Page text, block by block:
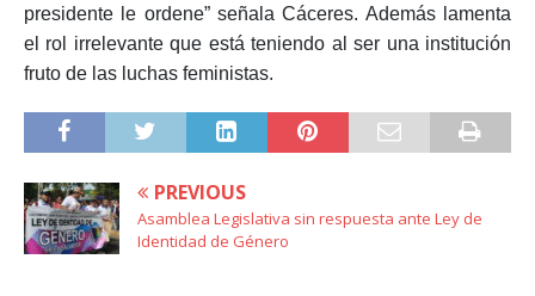
presidente le ordene” señala Cáceres. Además lamenta
el rol irrelevante que está teniendo al ser una institución
fruto de las luchas feministas.
PREVIOUS
Asamblea Legislativa sin respuesta ante Ley de
Identidad de Género